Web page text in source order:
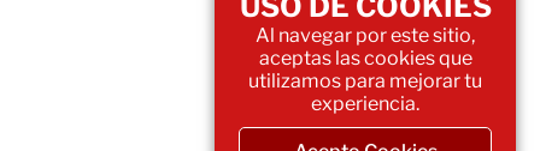
Al navegar por este sitio,
aceptas las cookies que
utilizamos para mejorar tu
experiencia.